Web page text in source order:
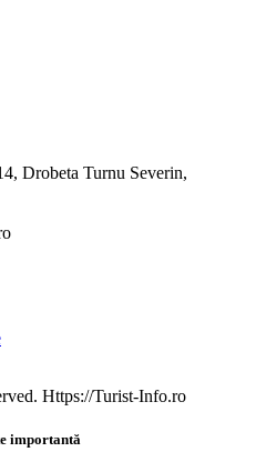
Drobeta Turnu Severin,
Https://Turist-Info.ro
importantă